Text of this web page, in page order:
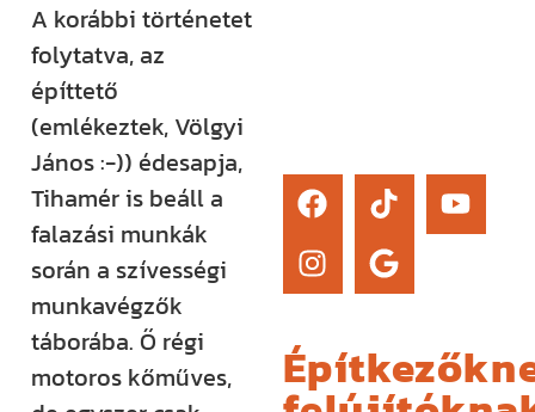
A korábbi történetet
folytatva, az
építtető
(emlékeztek, Völgyi
János :-)) édesapja,
Tihamér is beáll a
falazási munkák
során a szívességi
munkavégzők
táborába. Ő régi
motoros kőműves,